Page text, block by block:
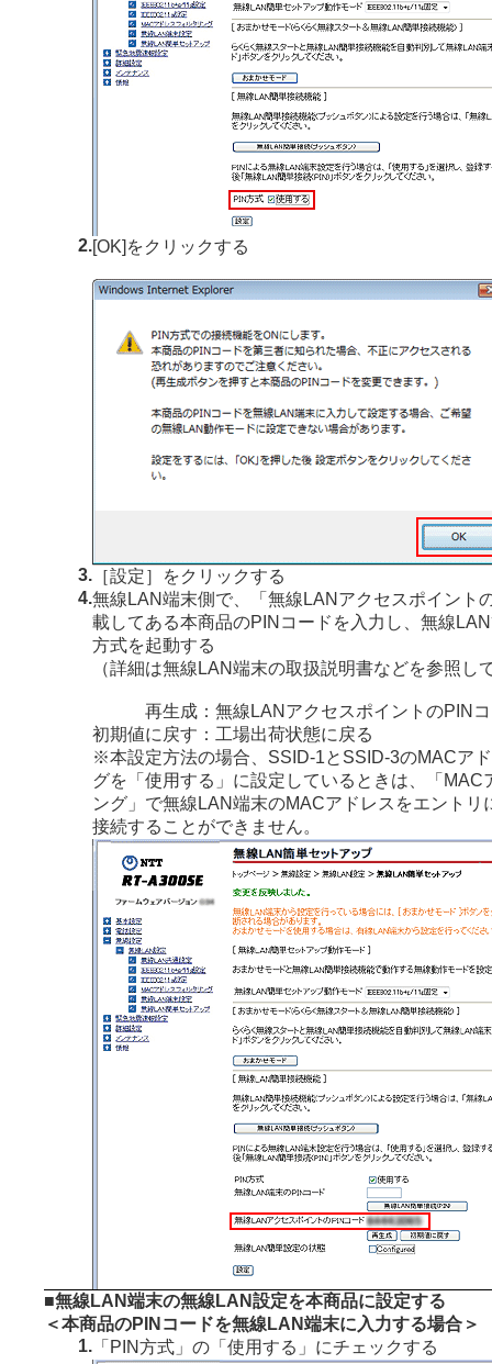
2. [OK]をクリックする
3. ［設定］をクリックする
4.無線LAN端末側で、「無線LANアクセスポイント
載してある本商品のPINコードを入力し、無線
方式を起動する
（詳細は無線LAN端末の取扱説明書などを参照し
再生成 ：無線LANアクセスポイントのPIN
初期値に戻す ：工場出荷状態に戻る
※本設定方法の場合、SSID-1とSSID-3のMACア
グを「使用する」に設定しているときは、「MAC
ング」で無線LAN端末のMACアドレスをエントリ
接続することができません。
■無線LAN端末の無線LAN設定を本商品に設定する
＜本商品のPINコードを無線LAN端末に入力する場合＞
1. 「PIN方式」の「使用する」にチェックする